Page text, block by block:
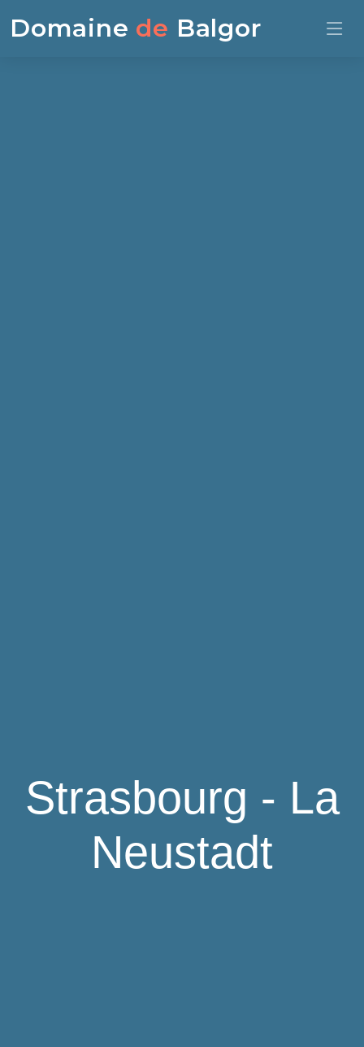
Domaine de Balgor
Strasbourg - La
Neustadt